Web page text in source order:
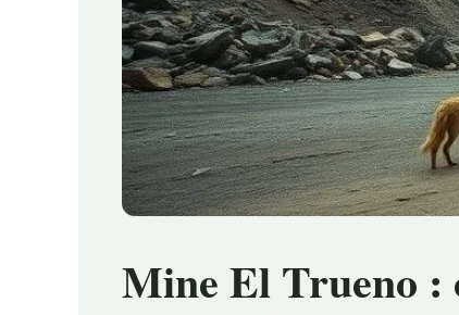
Mine El Trueno :